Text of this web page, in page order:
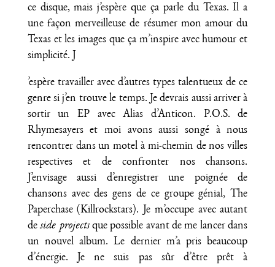
ce disque, mais j’espère que ça parle du Texas. Il a
une façon merveilleuse de résumer mon amour du
Texas et les images que ça m’inspire avec humour et
simplicité. J
’espère travailler avec d’autres types talentueux de ce
genre si j’en trouve le temps. Je devrais aussi arriver à
sortir un EP avec Alias d’Anticon. P.O.S. de
Rhymesayers et moi avons aussi songé à nous
rencontrer dans un motel à mi-chemin de nos villes
respectives et de confronter nos chansons.
J’envisage aussi d’enregistrer une poignée de
chansons avec des gens de ce groupe génial, The
Paperchase (Killrockstars). Je m’occupe avec autant
deside projectsque possible avant de me lancer dans
un nouvel album. Le dernier m’a pris beaucoup
d’énergie. Je ne suis pas sûr d’être prêt à